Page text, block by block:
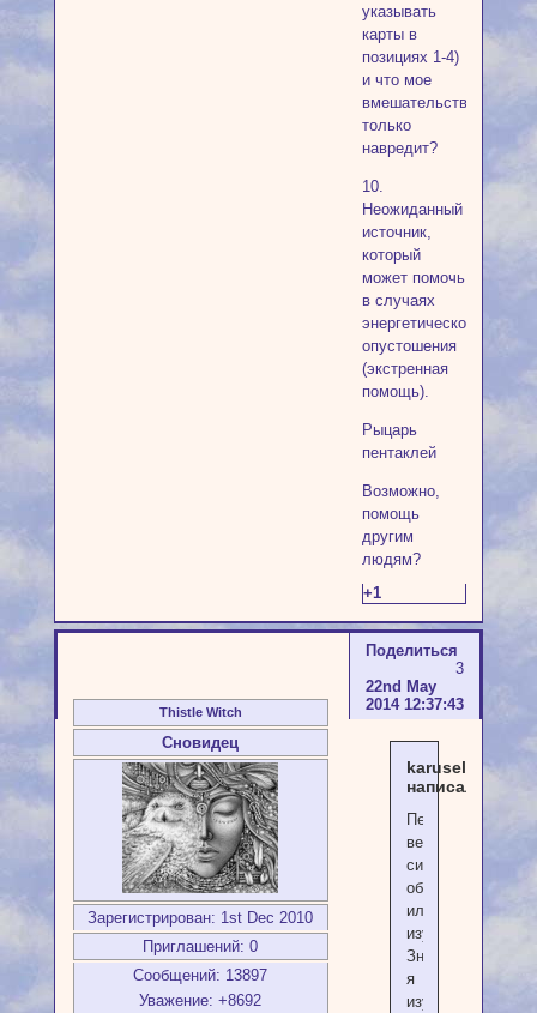
указывать
карты в
позициях 1-4)
и что мое
вмешательство
только
навредит?
10.
Неожиданный
источник,
который
может помочь
в случаях
энергетического
опустошения
(экстренная
помощь).
Рыцарь
пентаклей
Возможно,
помощь
другим
людям?
+1
Поделиться
3
22nd May
2014 12:37:43
Thistle Witch
Сновидец
Зарегистрирован: 1st Dec 2010
Приглашений: 0
Сообщений: 13897
Уважение: +8692
karusel
написал(а):
Пентакли
ведь
символизируют
обучение
или
изучение?
Значит,
я
изучаю